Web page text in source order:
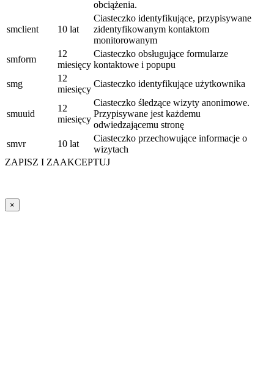
obciążenia.
smclient 10 lat
Ciasteczko identyfikujące, przypisywane
zidentyfikowanym kontaktom
monitorowanym
smform
12
miesięcy
Ciasteczko obsługujące formularze
kontaktowe i popupu
smg
12
miesięcy
Ciasteczko identyfikujące użytkownika
smuuid
12
miesięcy
Ciasteczko śledzące wizyty anonimowe.
Przypisywane jest każdemu
odwiedzającemu stronę
smvr
10 lat
Ciasteczko przechowujące informacje o
wizytach
ZAPISZ I ZAAKCEPTUJ
×